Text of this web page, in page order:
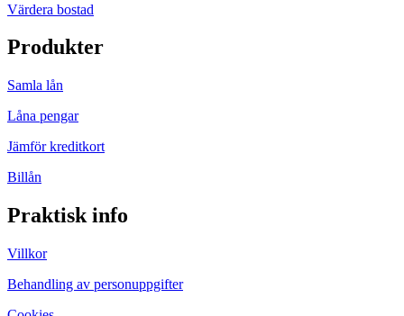
Värdera bostad
Produkter
Samla lån
Låna pengar
Jämför kreditkort
Billån
Praktisk info
Villkor
Behandling av personuppgifter